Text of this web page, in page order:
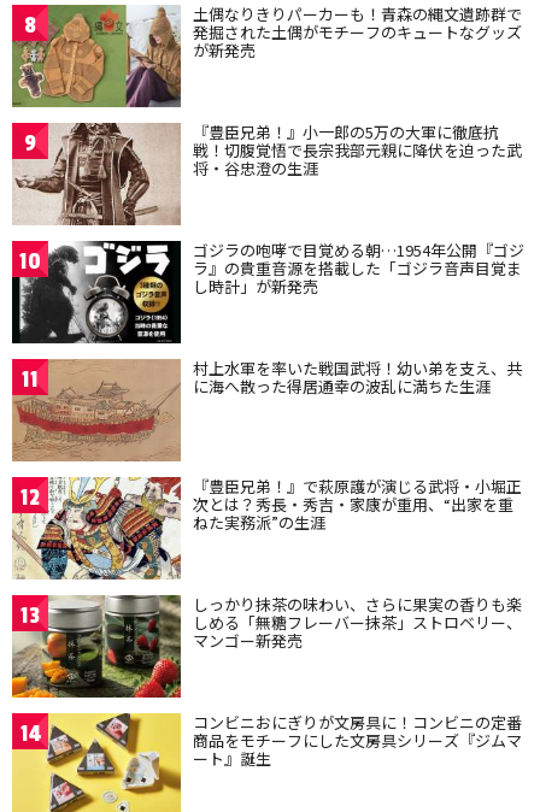
8 土偶なりきりパーカーも！青森の縄文遺跡群で
発掘された土偶がモチーフのキュートなグッズ
が新発売
9 『豊臣兄弟！』小一郎の5万の大軍に徹底抗
戦！切腹覚悟で長宗我部元親に降伏を迫った武
将・谷忠澄の生涯
10 ゴジラの咆哮で目覚める朝…1954年公開『ゴジ
ラ』の貴重音源を搭載した「ゴジラ音声目覚ま
し時計」が新発売
11 村上水軍を率いた戦国武将！幼い弟を支え、共
に海へ散った得居通幸の波乱に満ちた生涯
12 『豊臣兄弟！』で萩原護が演じる武将・小堀正
次とは？秀長・秀吉・家康が重用、“出家を重
ねた実務派”の生涯
13 しっかり抹茶の味わい、さらに果実の香りも楽
しめる「無糖フレーバー抹茶」ストロベリー、
マンゴー新発売
14 コンビニおにぎりが文房具に！コンビニの定番
商品をモチーフにした文房具シリーズ『ジムマ
ート』誕生